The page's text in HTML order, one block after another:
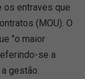
os entraves que
(MOU). O
"o maior
se a
gestão.